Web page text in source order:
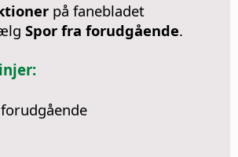
på fanebladet
Spor fra forudgående.